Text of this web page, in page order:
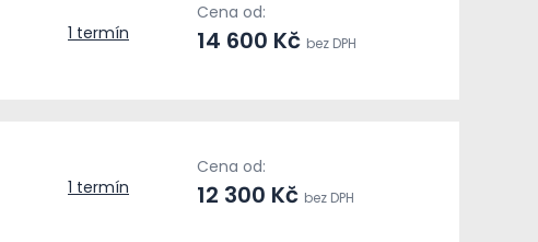
1 termín
Cena od:
14 600 Kč bez DPH
1 termín
Cena od:
12 300 Kč bez DPH